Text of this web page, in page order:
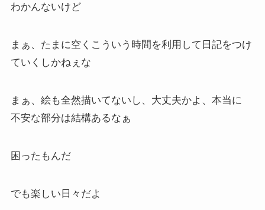
わかんないけど
まぁ、たまに空くこういう時間を利用して日記をつけ
ていくしかねぇな
まぁ、絵も全然描いてないし、大丈夫かよ、本当に
不安な部分は結構あるなぁ
困ったもんだ
でも楽しい日々だよ